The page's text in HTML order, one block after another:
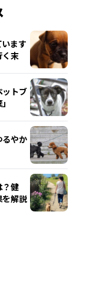
ます
く末
ットブ
るやか
？健
を解説